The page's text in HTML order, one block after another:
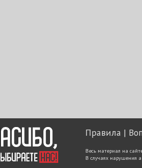
Правила
Весь материал на
В случаях нарушения